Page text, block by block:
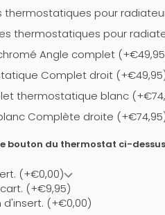
thermostatiques pour
thermostatiques pour
Angle complet
Complet droit
thermostatique blanc
Complète droite
bouton du thermostat ci-
(+€0,00)
(+€9,95)
d'insert. (+€0,00)